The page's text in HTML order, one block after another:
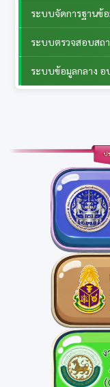
ระบบจัดการฐานข้
ระบบตรวจสอบสถา
ระบบข้อมูลกลาง อ